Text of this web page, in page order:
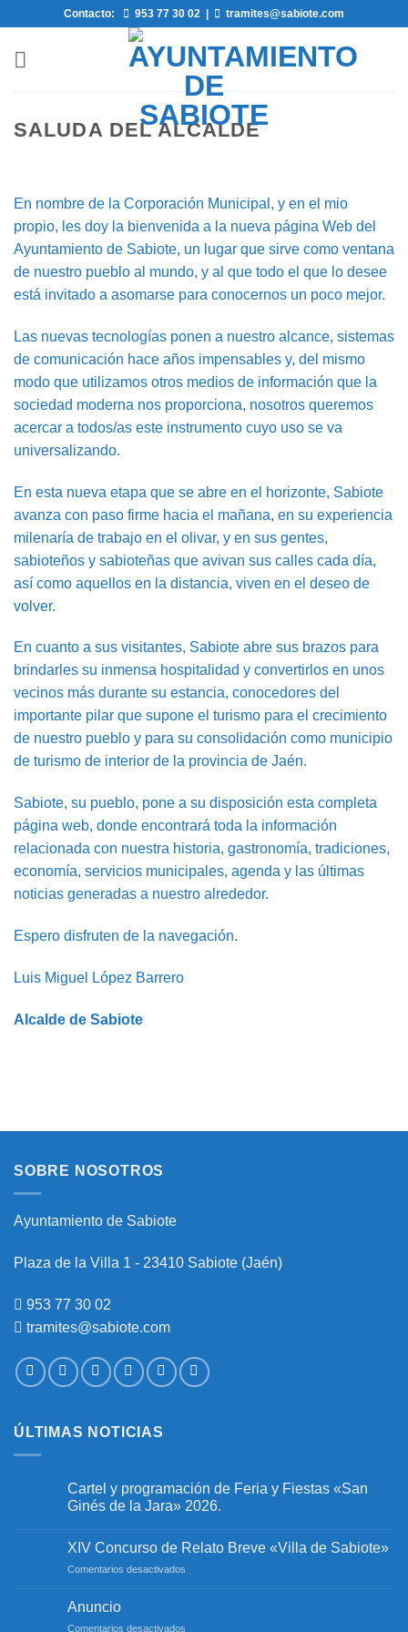
contenido
Contacto: 953 77 30 02 | tramites@sabiote.com
SALUDA DEL ALCALDE
En nombre de la Corporación Municipal, y en el mio
propio, les doy la bienvenida a la nueva página Web del
Ayuntamiento de Sabiote, un lugar que sirve como ventana
de nuestro pueblo al mundo, y al que todo el que lo desee
está invitado a asomarse para conocernos un poco mejor.
Las nuevas tecnologías ponen a nuestro alcance, sistemas
de comunicación hace años impensables y, del mismo
modo que utilizamos otros medios de información que la
sociedad moderna nos proporciona, nosotros queremos
acercar a todos/as este instrumento cuyo uso se va
universalizando.
En esta nueva etapa que se abre en el horizonte, Sabiote
avanza con paso firme hacia el mañana, en su experiencia
milenaría de trabajo en el olivar, y en sus gentes,
sabioteños y sabioteñas que avivan sus calles cada día,
así como aquellos en la distancia, viven en el deseo de
volver.
En cuanto a sus visitantes, Sabiote abre sus brazos para
brindarles su inmensa hospitalidad y convertirlos en unos
vecinos más durante su estancia, conocedores del
importante pilar que supone el turismo para el crecimiento
de nuestro pueblo y para su consolidación como municipio
de turismo de interior de la provincia de Jaén.
Sabiote, su pueblo, pone a su disposición esta completa
página web, donde encontrará toda la información
relacionada con nuestra historia, gastronomía, tradiciones,
economía, servicios municipales, agenda y las últimas
noticias generadas a nuestro alrededor.
Espero disfruten de la navegación.
Luis Miguel López Barrero
Alcalde de Sabiote
SOBRE NOSOTROS
Ayuntamiento de Sabiote
Plaza de la Villa 1 - 23410 Sabiote (Jaén)
953 77 30 02
tramites@sabiote.com
ÚLTIMAS NOTICIAS
Cartel y programación de Feria y Fiestas «San
Ginés de la Jara» 2026.
comentarios
Cartel
de
XIV Concurso de Relato Breve «Villa de Sabiote»
Comentarios desactivados
Anuncio
Comentarios desactivados